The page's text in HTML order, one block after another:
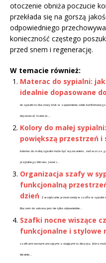
otoczenie obniża poczucie
przekłada się na gorszą
odpowiedniego
konieczność częstego
przed snem i regenerację.
W temacie również:
Materac do sypialni:
idealnie dopasowane
do sypialni to kluczowy krok w zapewnieniu sobie
dopasować materac...
Kolory do małej
powiększą przestrzeń
kolorów do małej sypialni może być wyzwaniem, zwłaszcza
przytulnego klimatu. Jasne i...
Organizacja szafy w
funkcjonalną
dzień
Zarządzanie przestrzenią w szafie w
Kluczem do sukcesu jest nie tylko odpowiednie...
Szafki nocne wiszące
funkcjonalne i stylowe
szafkami nocnymi wiszącymi a stojącymi to decyzja, która
idealnie...